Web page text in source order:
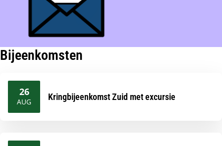
Bijeenkomsten
26
AUG2026 Kringbijeenkomst Zuid met excursie